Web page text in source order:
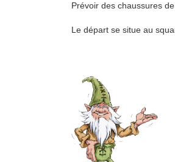
Prévoir des chaussures
Le départ se situe au